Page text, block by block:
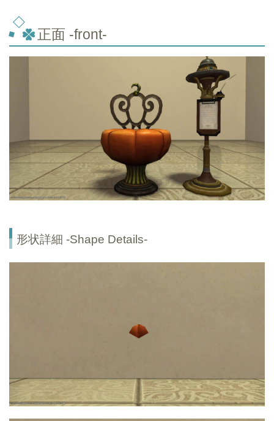
正面 -front-
形状詳細 -Shape Details-